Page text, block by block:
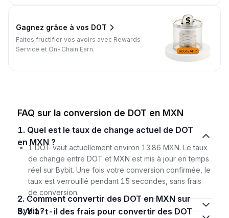
Gagnez grâce à vos DOT
Faites fructifier vos avoirs avec Rewards
Service et On-Chain Earn.
FAQ sur la conversion de DOT en MXN
1. Quel est le taux de change actuel de DOT
en MXN ?
1 DOT vaut actuellement environ 13.86 MXN. Le taux
de change entre DOT et MXN est mis à jour en temps
réel sur Bybit. Une fois votre conversion confirmée, le
taux est verrouillé pendant 15 secondes, sans frais
de conversion.
2. Comment convertir des DOT en MXN sur
Bybit ?
3. Y a-t-il des frais pour convertir des DOT